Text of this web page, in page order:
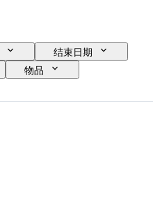
结束日期
物品